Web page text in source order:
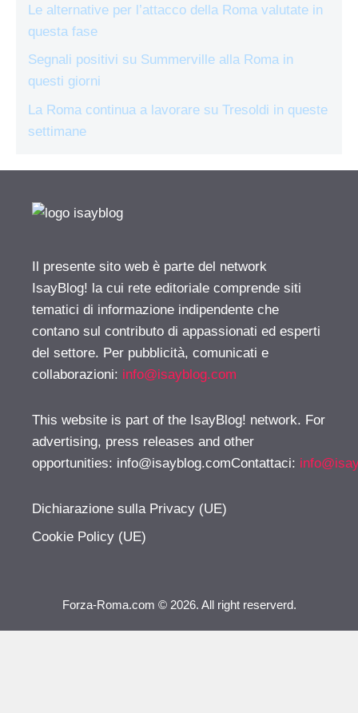
Le alternative per l’attacco della Roma valutate in
questa fase
Segnali positivi su Summerville alla Roma in
questi giorni
La Roma continua a lavorare su Tresoldi in queste
settimane
Il presente sito web è parte del network
IsayBlog! la cui rete editoriale comprende siti
tematici di informazione indipendente che
contano sul contributo di appassionati ed esperti
del settore. Per pubblicità, comunicati e
collaborazioni: info@isayblog.com
This website is part of the IsayBlog! network. For
advertising, press releases and other
opportunities: info@isayblog.comContattaci:
Dichiarazione sulla Privacy (UE)
Cookie Policy (UE)
Forza-Roma.com © 2026. All right reserverd.